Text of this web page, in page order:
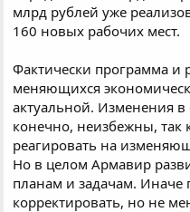
млрд рублей уже
160 новых рабочих мест.
Фактически программа и
меняющихся
актуальной. Изменения в
конечно, неизбежны, так
реагировать на
Но в целом Армавир
планам и задачам. Иначе
корректировать, но не